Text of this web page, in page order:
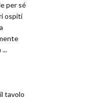
per sé
ospiti
...
tavolo